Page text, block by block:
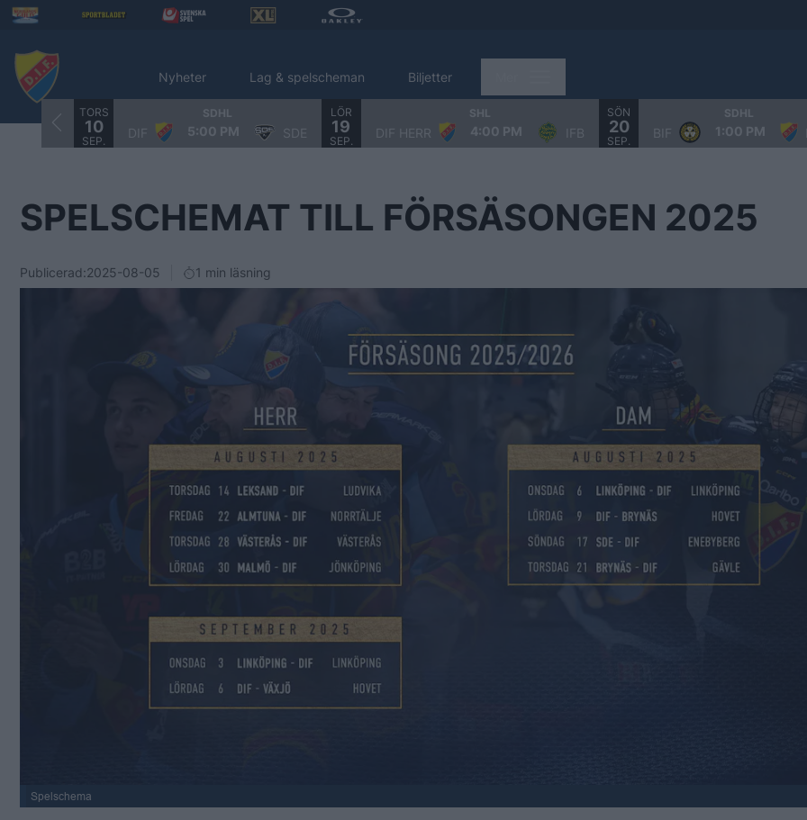
Nyheter Lag & spelscheman Biljetter
TORS
10
SEP.
SDHL
DIF 5:00 PM SDE
LÖR
19
SEP.
SHL
DIF HERR 4:00 PM IFB
SÖN
20
SEP.
SDHL
BIF 1:00 PM
SPELSCHEMAT TILL FÖRSÄSONGEN 2025
Publicerad:2025-08-05 1 min läsning
Spelschema